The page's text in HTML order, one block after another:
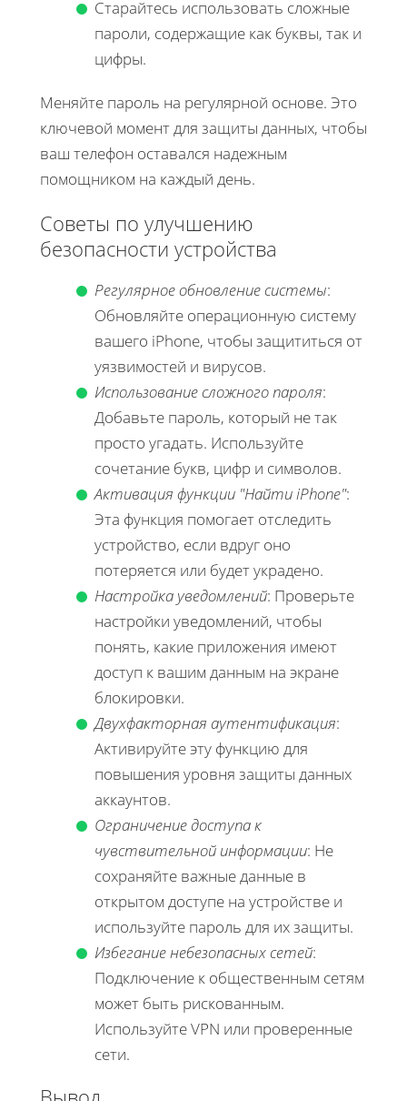
Старайтесь использовать сложные
пароли, содержащие как буквы, так и
цифры.
Меняйте пароль на регулярной основе. Это
ключевой момент для защиты данных, чтобы
ваш телефон оставался надежным
помощником на каждый день.
Советы по улучшению
безопасности устройства
Регулярное обновление системы:
Обновляйте операционную систему
вашего iPhone, чтобы защититься от
уязвимостей и вирусов.
Использование сложного пароля:
Добавьте пароль, который не так
просто угадать. Используйте
сочетание букв, цифр и символов.
Активация функции "Найти iPhone":
Эта функция помогает отследить
устройство, если вдруг оно
потеряется или будет украдено.
Настройка уведомлений: Проверьте
настройки уведомлений, чтобы
понять, какие приложения имеют
доступ к вашим данным на экране
блокировки.
Двухфакторная аутентификация:
Активируйте эту функцию для
повышения уровня защиты данных
аккаунтов.
Ограничение доступа к
чувствительной информации: Не
сохраняйте важные данные в
открытом доступе на устройстве и
используйте пароль для их защиты.
Избегание небезопасных сетей:
Подключение к общественным сетям
может быть рискованным.
Используйте VPN или проверенные
сети.